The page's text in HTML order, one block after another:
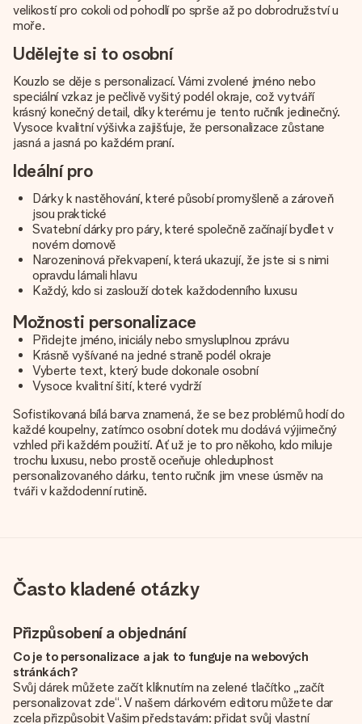
velikostí pro cokoli od pohodlí po sprše až po dobrodružství u
moře.
Udělejte si to osobní
Kouzlo se děje s personalizací. Vámi zvolené jméno nebo
speciální vzkaz je pečlivě vyšitý podél okraje, což vytváří
krásný konečný detail, díky kterému je tento ručník jedinečný.
Vysoce kvalitní výšivka zajišťuje, že personalizace zůstane
jasná a jasná po každém praní.
Ideální pro
Dárky k nastěhování, které působí promyšleně a zároveň
jsou praktické
Svatební dárky pro páry, které společně začínají bydlet v
novém domově
Narozeninová překvapení, která ukazují, že jste si s nimi
opravdu lámali hlavu
Každý, kdo si zaslouží dotek každodenního luxusu
Možnosti personalizace
Přidejte jméno, iniciály nebo smysluplnou zprávu
Krásně vyšívané na jedné straně podél okraje
Vyberte text, který bude dokonale osobní
Vysoce kvalitní šití, které vydrží
Sofistikovaná bílá barva znamená, že se bez problémů hodí do
každé koupelny, zatímco osobní dotek mu dodává výjimečný
vzhled při každém použití. Ať už je to pro někoho, kdo miluje
trochu luxusu, nebo prostě oceňuje ohleduplnost
personalizovaného dárku, tento ručník jim vnese úsměv na
tváři v každodenní rutině.
Často kladené otázky
Přizpůsobení a objednání
Co je to personalizace a jak to funguje na webových
stránkách?
Svůj dárek můžete začít kliknutím na zelené tlačítko „začít
personalizovat zde“. V našem dárkovém editoru můžete dar
zcela přizpůsobit Vašim představám: přidat svůj vlastní